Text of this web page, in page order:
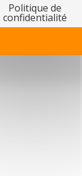
Politique de
confidentialité